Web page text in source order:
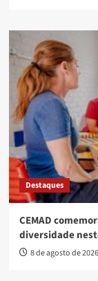
Destaques
CEMAD
diversidade
8 de agosto de 2026